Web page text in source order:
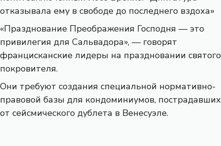
отказывала ему в свободе до последнего вздоха»
«Празднование Преображения Господня — это
привилегия для Сальвадора», — говорят
францисканские лидеры на праздновании святого
покровителя.
Они требуют создания специальной нормативно-
правовой базы для кондоминиумов, пострадавших
от сейсмического дублета в Венесуэле.